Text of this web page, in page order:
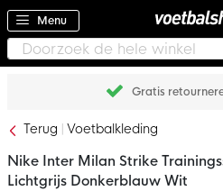
Menu
Gratis
Terug Voetbalkleding
Nike Inter Milan Strike
Lichtgrijs Donkerblauw Wit